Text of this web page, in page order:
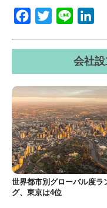
Facebook
Twitter Line
会社
世界都市別グローバル度ラ
グ、東京は4位